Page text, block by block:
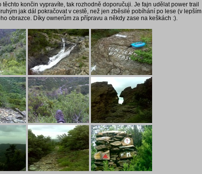
končin vypravíte, tak rozhodně doporučuji. Je fajn udělat power trail
jak dál pokračovat v cestě, než jen zběsilé pobíhání po lese (v lepším
obrazce. Díky ownerům za přípravu a někdy zase na keškách :).